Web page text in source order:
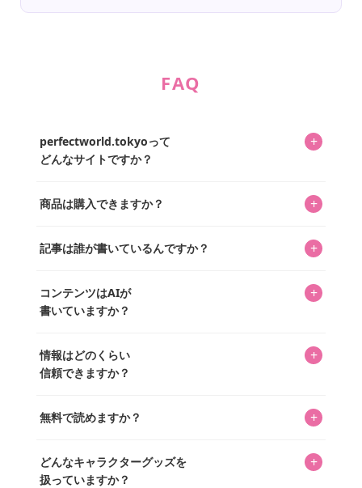
FAQ
perfectworld.tokyoって
どんなサイトですか？
+
ってもらうニュースサイトです。運営はキャラグッズコレ
を中心に行われており、私たちは実際に40,000種のキャラグ
商品は購入できますか？ +
「perfectworld.shop」で、ほとんど全てのアイテムを購
があり、そこからジャンプできます。
記事は誰が書いているんですか？ +
ています。記事内の99%を超えるほぼすべての写真も、1枚
ずつ心を込めて自分たちで撮影したものです。さらに、10
ッズを収集し、月に1,000点の新商品を選定・購入する編集
長KOSが全記事を監修しています。
コンテンツはAIが
書いていますか？
+
書いています。AIは使用していません。編集長KOSが最終確
認を行い、手動で更新しています。
情報はどのくらい
信頼できますか？
+
いをお届けすることは保証します。なお、記事内に価格は
め、正確な情報をお伝えできないからです。
無料で読めますか？ +
どんなキャラクターグッズを
扱っていますか？
+